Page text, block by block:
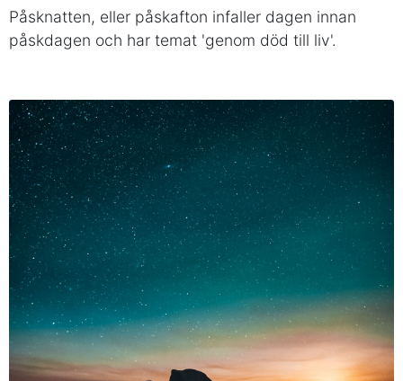
Påsknatten, eller påskafton infaller dagen innan
påskdagen och har temat 'genom död till liv'.